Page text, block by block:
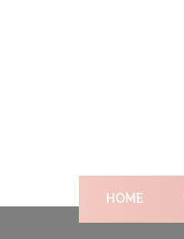
HOME